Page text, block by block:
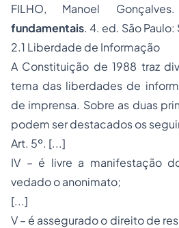
FILHO, Manoel
fundamentais. 4. ed. São
2.1 Liberdade de Informação
A Constituição de 1988 traz
tema das liberdades de
de imprensa. Sobre as duas
podem ser destacados os
Art. 5º. [...]
IV – é livre a manifestação
vedado o anonimato;
[...]
V – é assegurado o direito de